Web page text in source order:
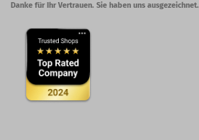
Danke für Ihr Vertrauen. Sie haben uns ausgezeichnet.